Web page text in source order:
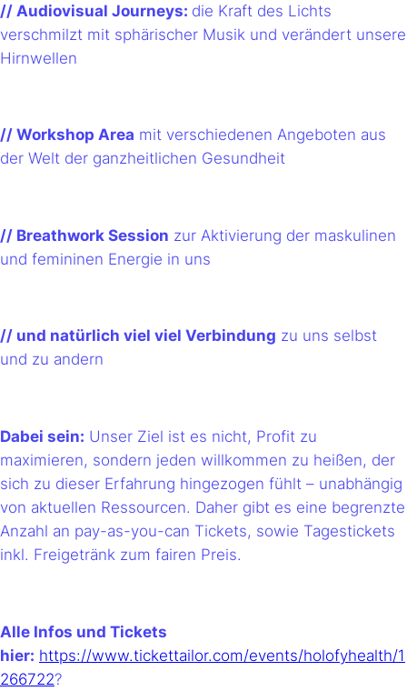
// Audiovisual Journeys: die Kraft des Lichts
verschmilzt mit sphärischer Musik und verändert unsere
Hirnwellen
// Workshop Area mit verschiedenen Angeboten aus
der Welt der ganzheitlichen Gesundheit
// Breathwork Session zur Aktivierung der maskulinen
und femininen Energie in uns
// und natürlich viel viel Verbindung zu uns selbst
und zu andern
Dabei sein: Unser Ziel ist es nicht, Profit zu
maximieren, sondern jeden willkommen zu heißen, der
sich zu dieser Erfahrung hingezogen fühlt – unabhängig
von aktuellen Ressourcen. Daher gibt es eine begrenzte
Anzahl an pay-as-you-can Tickets, sowie Tagestickets
inkl. Freigetränk zum fairen Preis.
Alle Infos und Tickets
hier: https://www.tickettailor.com/events/holofyhealth/1
266722?